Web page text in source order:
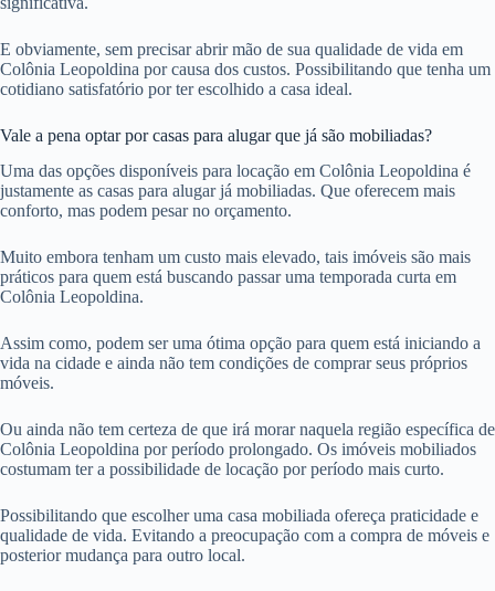
E obviamente, sem precisar abrir mão de sua qualidade de vida em
Colônia Leopoldina por causa dos custos. Possibilitando que tenha um
cotidiano satisfatório por ter escolhido a casa ideal.
Vale a pena optar por casas para alugar que já são mobiliadas?
Uma das opções disponíveis para locação em Colônia Leopoldina é
justamente as casas para alugar já mobiliadas. Que oferecem mais
conforto, mas podem pesar no orçamento.
Muito embora tenham um custo mais elevado, tais imóveis são mais
práticos para quem está buscando passar uma temporada curta em
Colônia Leopoldina.
Assim como, podem ser uma ótima opção para quem está iniciando a
vida na cidade e ainda não tem condições de comprar seus próprios
móveis.
Ou ainda não tem certeza de que irá morar naquela região específica de
Colônia Leopoldina por período prolongado. Os imóveis mobiliados
costumam ter a possibilidade de locação por período mais curto.
Possibilitando que escolher uma casa mobiliada ofereça praticidade e
qualidade de vida. Evitando a preocupação com a compra de móveis e
posterior mudança para outro local.